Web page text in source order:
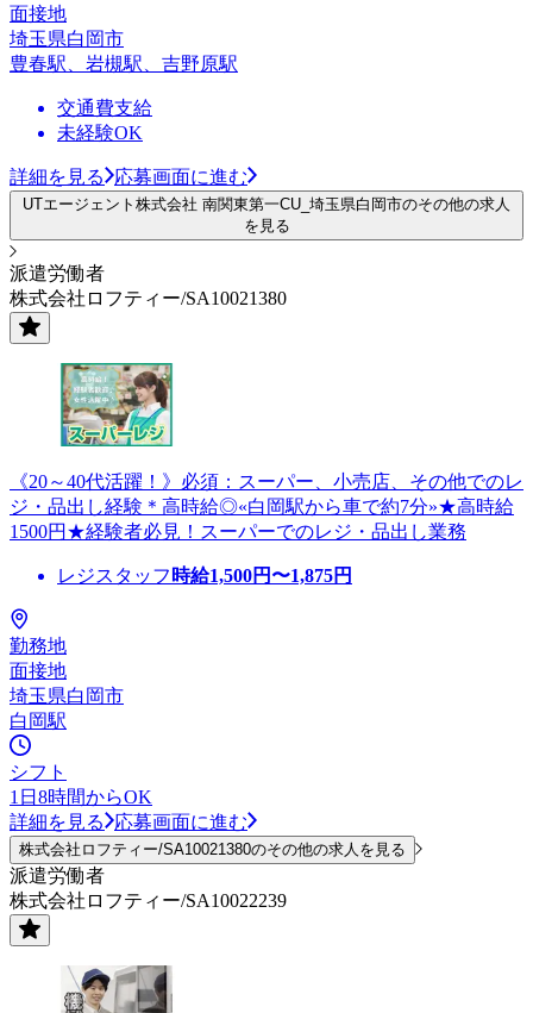
面接地
埼玉県白岡市
豊春駅、岩槻駅、吉野原駅
交通費支給
未経験OK
詳細を見る 応募画面に進む
UTエージェント株式会社 南関東第一CU_埼玉県白岡市のその他の求人
を見る
派遣労働者
株式会社ロフティー/SA10021380
《20～40代活躍！》必須：スーパー、小売店、その他でのレ
ジ・品出し経験＊高時給◎«白岡駅から車で約7分»★高時給
1500円★経験者必見！スーパーでのレジ・品出し業務
レジスタッフ 時給1,500円〜1,875円
勤務地
面接地
埼玉県白岡市
白岡駅
シフト
1日8時間からOK
詳細を見る
応募画面に進む
株式会社ロフティー/SA10021380のその他の求人を見る
派遣労働者
株式会社ロフティー/SA10022239